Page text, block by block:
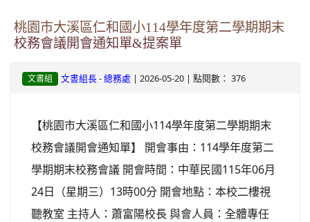
桃園市大溪區仁和國小114學年度第二學期期末
校務會議開會通知單&提案單
文書組 文書組長- 總務處 | 2026-05-20 | 點閱數： 376
【桃園市大溪區仁和國小114學年度第二學期期末
校務會議開會通知單】 開會事由：114學年度第二
學期期末校務會議 開會時間：中華民國115年06月
24日（星期三）13時00分 開會地點：本校二樓視
聽教室 主持人：蕭富陽校長 與會人員：全體專任